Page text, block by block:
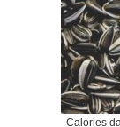
Calories